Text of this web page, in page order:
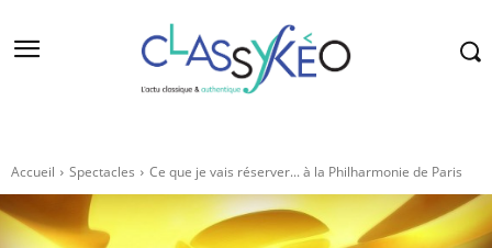
Accueil Spectacles Ce que je vais réserver... à la Philharmonie de Paris